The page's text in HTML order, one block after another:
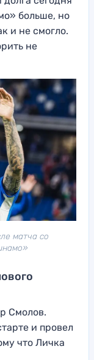
больше, но
и не смогло.
не
матча со
Смолов.
и провел
что Личка